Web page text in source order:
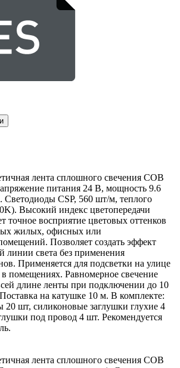
лента сплошного свечения COB
питания 24 В, мощность 9.6
CSP, 560 шт/м, теплого
Высокий индекс цветопередачи
точное восприятие цветовых оттенков
жилых, офисных или
Позволяет создать эффект
линии света без применения
Применяется для подсветки на улице
помещениях. Равномерное свечение
длине ленты при подключении до 10
на катушке 10 м. В комплекте:
20 шт, силиконовые заглушки глухие 4
под провод 4 шт. Рекомендуется
лента сплошного свечения COB